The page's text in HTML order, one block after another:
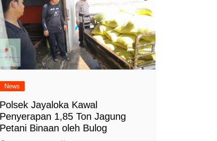
News
Jayaloka Kawal
1,85 Ton Jagung
Binaan oleh Bulog